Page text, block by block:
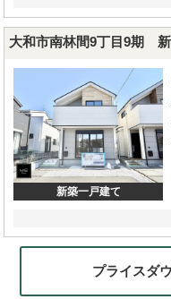
大和市南林間9丁目9期
新築一戸建て
プライスダ